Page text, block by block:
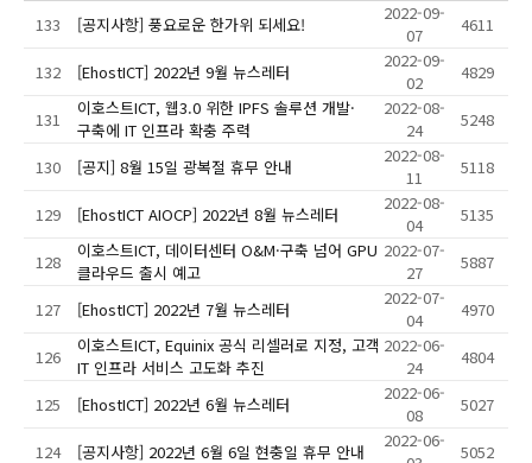
133 [공지사항] 풍요로운 한가위 되세요!
2022-09-
07
4611
132 [EhostICT] 2022년 9월 뉴스레터
2022-09-
02
4829
131
이호스트ICT, 웹3.0 위한 IPFS 솔루션 개발·
구축에 IT 인프라 확충 주력
2022-08-
24
5248
130 [공지] 8월 15일 광복절 휴무 안내
2022-08-
11
5118
129 [EhostICT AIOCP] 2022년 8월 뉴스레터
2022-08-
04
5135
128
이호스트ICT, 데이터센터 O&M·구축 넘어 GPU
클라우드 출시 예고
2022-07-
27
5887
127 [EhostICT] 2022년 7월 뉴스레터
2022-07-
04
4970
126
이호스트ICT, Equinix 공식 리셀러로 지정, 고객
IT 인프라 서비스 고도화 추진
2022-06-
24
4804
125 [EhostICT] 2022년 6월 뉴스레터
2022-06-
08
5027
124 [공지사항] 2022년 6월 6일 현충일 휴무 안내
2022-06-
5052